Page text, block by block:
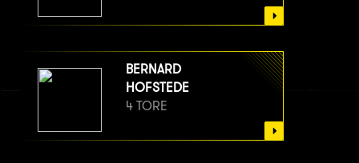
BERNARD
HOFSTEDE
4 TORE